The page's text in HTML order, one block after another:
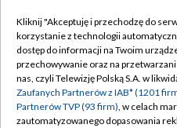
Abonament TVP
Emisja w TVP
Centrum informacji TVP
Polityka
Kliknij "Akceptuję i przechodzę do
korzystanie z technologii
dostęp do informacji na Twoim
przechowywanie oraz na
nas, czyli Telewizję Polską S.A. w
Zaufanych Partnerów z IAB* (1201
Partnerów TVP (93 firm), w celach
zautomatyzowanego dopasowania